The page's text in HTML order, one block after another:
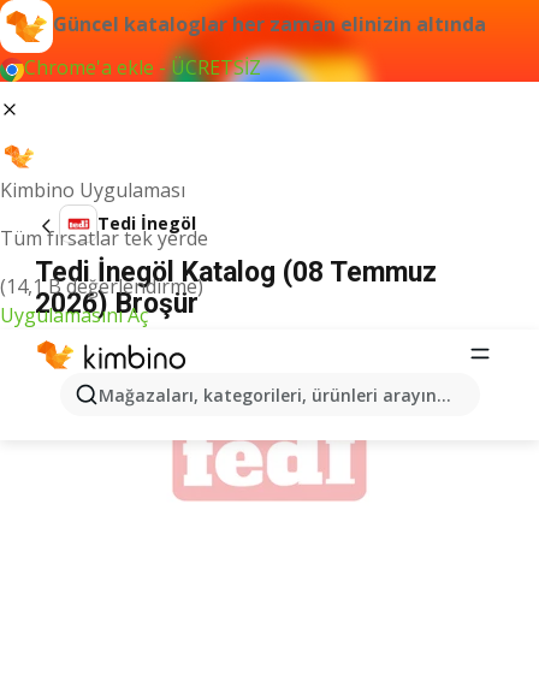
Güncel kataloglar her zaman elinizin altında
Chrome'a ekle - ÜCRETSİZ
Kimbino Uygulaması
Tüm fırsatlar tek yerde
(14,1 B değerlendirme)
Uygulamasını Aç
Mağazaları, kategorileri, ürünleri arayın...
Tedi İnegöl
Tedi İnegöl Katalog (08 Temmuz
2026) Broşür